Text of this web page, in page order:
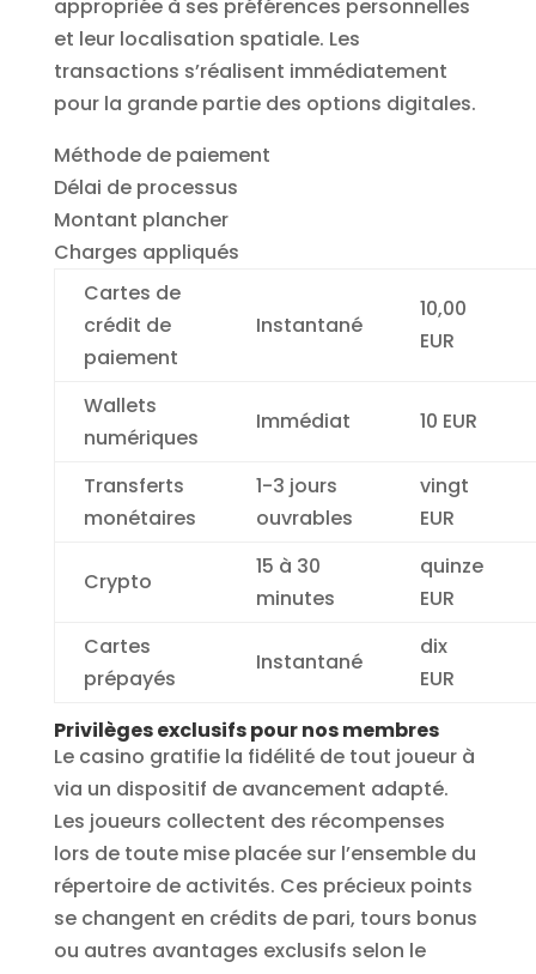
appropriée à ses préférences personnelles
et leur localisation spatiale. Les
transactions s’réalisent immédiatement
pour la grande partie des options digitales.
Méthode de paiement
Délai de processus
Montant plancher
Charges appliqués
Cartes de
crédit de
paiement
Instantané
10,00
EUR
Wallets
numériques
Immédiat 10 EUR
Transferts
monétaires
1-3 jours
ouvrables
vingt
EUR
Crypto
15 à 30
minutes
quinze
EUR
Cartes
prépayés
Instantané
dix
EUR
Privilèges exclusifs pour nos membres
Le casino gratifie la fidélité de tout joueur à
via un dispositif de avancement adapté.
Les joueurs collectent des récompenses
lors de toute mise placée sur l’ensemble du
répertoire de activités. Ces précieux points
se changent en crédits de pari, tours bonus
ou autres avantages exclusifs selon le